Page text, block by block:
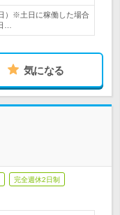
）※土日に稼働した場合
…
気になる
完全週休2日制